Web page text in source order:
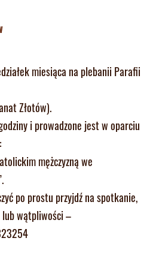
miesiąca na plebanii Parafii
Złotów).
i prowadzone jest w oparciu
mężczyzną we
po prostu przyjdź na spotkanie,
wątpliwości –